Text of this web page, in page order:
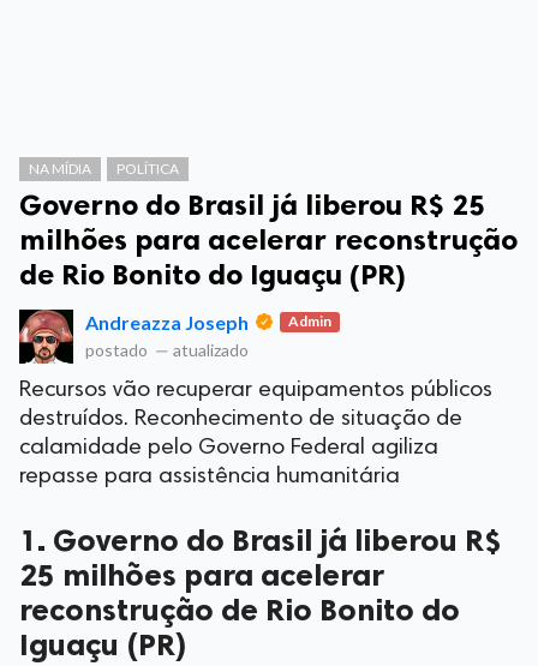
NA MÍDIA POLÍTICA
Governo do Brasil já liberou R$ 25
milhões para acelerar reconstrução
de Rio Bonito do Iguaçu (PR)
Andreazza Joseph Admin
postado — atualizado
Recursos vão recuperar equipamentos públicos
destruídos. Reconhecimento de situação de
calamidade pelo Governo Federal agiliza
repasse para assistência humanitária
1. Governo do Brasil já liberou R$
25 milhões para acelerar
reconstrução de Rio Bonito do
Iguaçu (PR)